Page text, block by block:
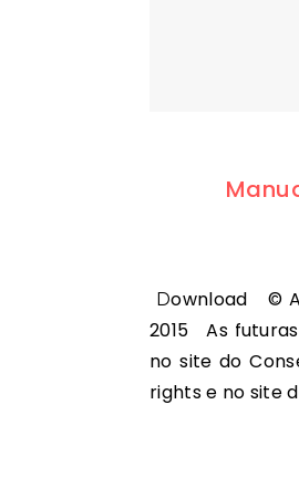
Download © Agência dos Direitos Fundamentais da União Europeia e Conselho da Europa,
2015 As
no site do
rights e no site